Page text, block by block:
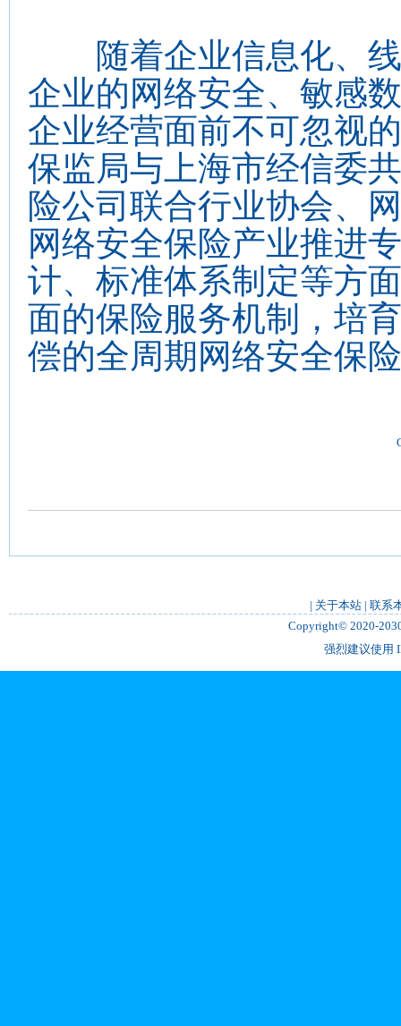
随着企业信息化、线
企业的网络安全、敏感
企业经营面前不可忽视
保监局与上海市经信委
险公司联合行业协会、
网络安全保险产业推进
计、标准体系制定等方
面的保险服务机制，培
偿的全周期网络安全保
| 关于本站 | 联系
Copyright© 2020-
强烈建议使用